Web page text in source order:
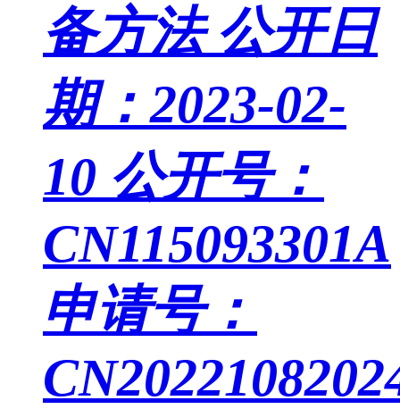
备方法 公开日
期：2023-02-
10 公开号：
CN115093301A
申请号：